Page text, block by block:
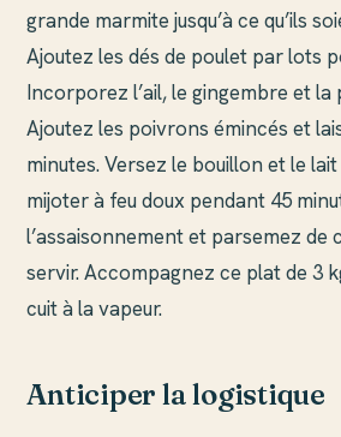
grande marmite jusqu’à ce qu’ils
Ajoutez les dés de poulet par lots
Incorporez l’ail, le gingembre et la
Ajoutez les poivrons émincés et
minutes. Versez le bouillon et le
mijoter à feu doux pendant 45
l’assaisonnement et parsemez de
servir. Accompagnez ce plat de 3
cuit à la vapeur.
Anticiper la logistique